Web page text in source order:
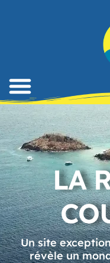
LA
Un site
révèle un